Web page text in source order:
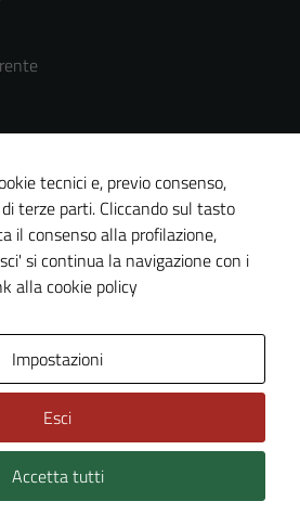
sito
s.r.l.
tecnici e, previo consenso,
terze parti. Cliccando sul tasto
il consenso alla profilazione,
si continua la navigazione con i
alla cookie policy
Impostazioni
Esci
Accetta tutti
personali.
Terze parti
Questi cookie
sono
impostati da
servizi esterni
(si veda la
Cookie policy
dettagli) e
possono